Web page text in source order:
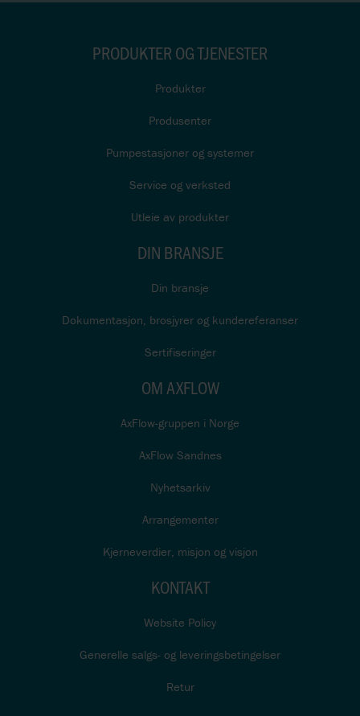
PRODUKTER OG TJENESTER
Produkter
Produsenter
Pumpestasjoner og systemer
Service og verksted
Utleie av produkter
DIN BRANSJE
Din bransje
Dokumentasjon, brosjyrer og kundereferanser
Sertifiseringer
OM AXFLOW
AxFlow-gruppen i Norge
AxFlow Sandnes
Nyhetsarkiv
Arrangementer
Kjerneverdier, misjon og visjon
KONTAKT
Website Policy
Generelle salgs- og leveringsbetingelser
Retur